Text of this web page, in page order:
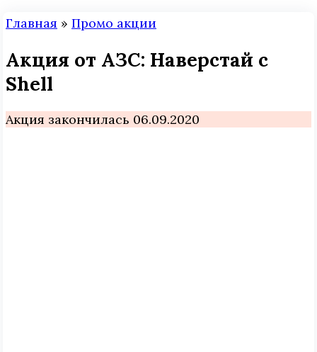
Главная » Промо акции
Акция от АЗС: Наверстай с
Shell
Акция закончилась 06.09.2020